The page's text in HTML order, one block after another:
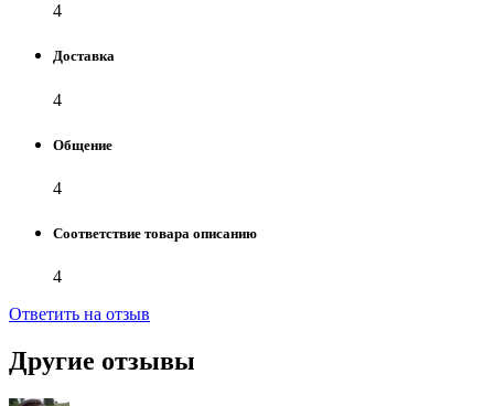
4
Доставка
4
Общение
4
Соответствие товара описанию
4
Ответить на отзыв
Другие отзывы